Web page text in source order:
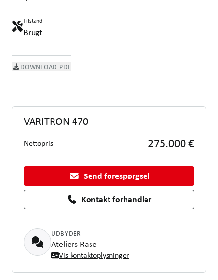
Tilstand
Brugt
DOWNLOAD PDF
VARITRON 470
Nettopris 275.000 €
Send forespørgsel
Kontakt forhandler
UDBYDER
Ateliers Rase
Vis kontaktoplysninger